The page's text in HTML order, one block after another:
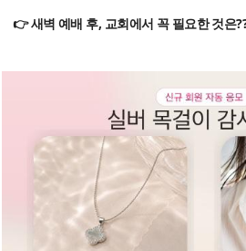
👉 새벽 예배 후, 교회에서 꼭 필요한 것은